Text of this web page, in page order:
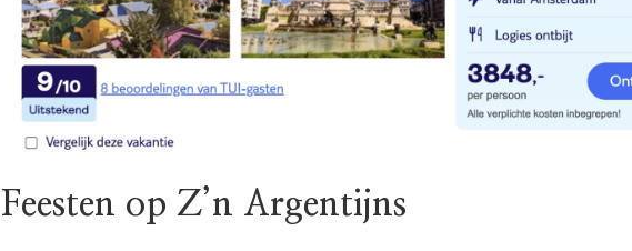
Feesten op Z’n Argentijns